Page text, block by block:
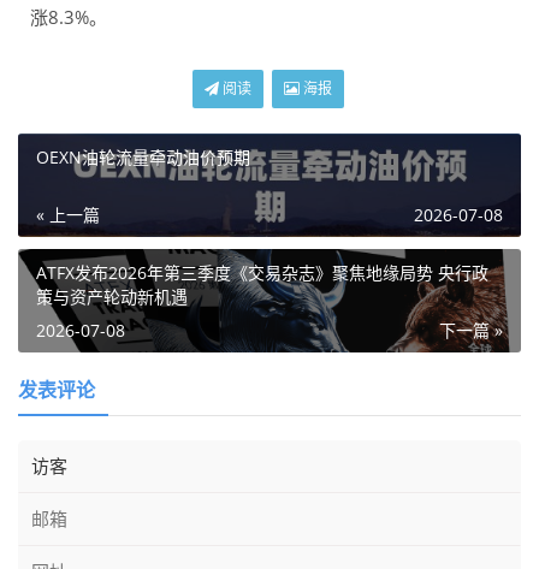
涨8.3%。
阅读 海报
OEXN油轮流量牵动油价预期
« 上一篇 2026-07-08
ATFX发布2026年第三季度《交易杂志》聚焦地缘局势 央行政
策与资产轮动新机遇
下一篇 »
2026-07-08
发表评论